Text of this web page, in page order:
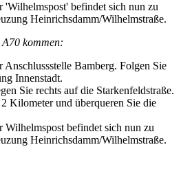
'Wilhelmspost' befindet sich nun zu
Heinrichsdamm/Wilhelmstraße.
kommen:
Anschlussstelle Bamberg. Folgen Sie
Innenstadt.
Sie rechts auf die Starkenfeldstraße.
Kilometer und überqueren Sie die
Wilhelmspost befindet sich nun zu
Heinrichsdamm/Wilhelmstraße.